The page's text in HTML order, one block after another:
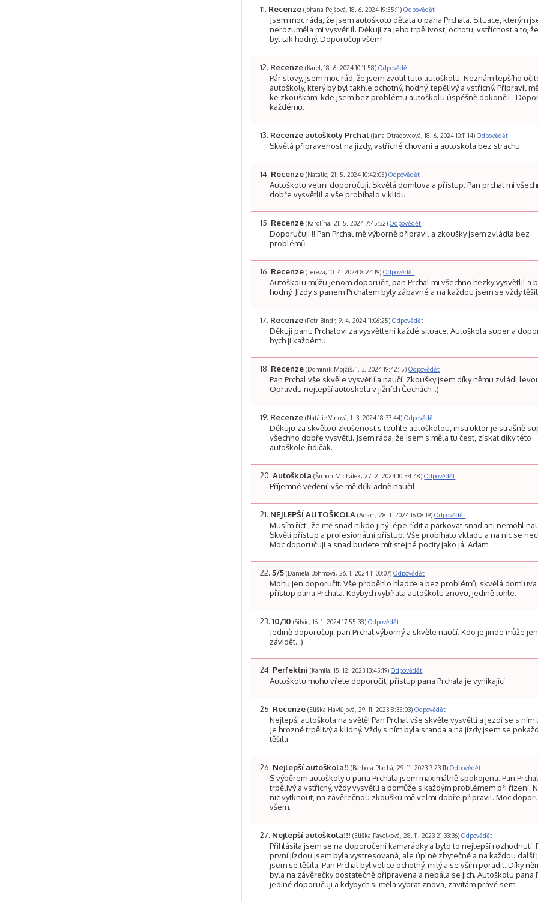
Recenze(Johana Pejšová, 18. 6. 2024 19:55:11) Odpovědět
Jsem moc ráda, že jsem autoškolu dělala u pana Prchala. Situace, kterým
nerozuměla mi vysvětlil. Děkuji za jeho trpělivost, ochotu, vstřícnost a to,
byl tak hodný. Doporučuji všem!
Recenze(Karel, 18. 6. 2024 10:11:58) Odpovědět
Pár slovy, jsem moc rád, že jsem zvolil tuto autoškolu. Neznám lepšího
autoškoly, který by byl takhle ochotný, hodný, tepělivý a vstřícný. Připravil
ke zkouškám, kde jsem bez problému autoškolu úspěšně dokončil .
každému.
Recenze autoškoly Prchal(Jana Otradovcová, 18. 6. 2024 10:11:14) Odpovědět
Skvělá připravenost na jizdy, vstřícné chovani a autoskola bez strachu
Recenze(Natálie, 21. 5. 2024 10:42:05) Odpovědět
Autoškolu velmi doporučuji. Skvělá domluva a přístup. Pan prchal mi
dobře vysvětlil a vše probíhalo v klidu.
Recenze(Karolína, 21. 5. 2024 7:45:32) Odpovědět
Doporučuji !! Pan Prchal mě výborně připravil a zkoušky jsem zvládla bez
problémů.
Recenze(Tereza, 10. 4. 2024 8:24:19) Odpovědět
Autoškolu můžu jenom doporučit, pan Prchal mi všechno hezky vysvětlil a
hodný. Jízdy s panem Prchalem byly zábavné a na každou jsem se vždy
Recenze(Petr Bindr, 9. 4. 2024 11:06:25) Odpovědět
Děkuji panu Prchalovi za vysvětlení každé situace. Autoškola super a
bych ji každému.
Recenze(Dominik Mojžíš, 1. 3. 2024 19:42:15) Odpovědět
Pan Prchal vše skvěle vysvětlí a naučí. Zkoušky jsem díky němu zvládl
Opravdu nejlepší autoskola v jižních Čechách. :)
Recenze(Natálie Vlnová, 1. 3. 2024 18:37:44) Odpovědět
Děkuju za skvělou zkušenost s touhle autoškolou, instruktor je strašně
všechno dobře vysvětlí. Jsem ráda, že jsem s měla tu čest, získat díky této
autoškole řidičák.
Autoškola(Šimon Michálek, 27. 2. 2024 10:54:48) Odpovědět
Příjemné vědění, vše mě důkladně naučil
NEJLEPŠÍ AUTOŠKOLA(Adam, 28. 1. 2024 16:08:19) Odpovědět
Musím říct , že mě snad nikdo jiný lépe řídit a parkovat snad ani nemohl
Skvělí přístup a profesionální přístup. Vše probíhalo vkladu a na nic se
Moc doporučuji a snad budete mít stejné pocity jako já. Adam.
5/5(Daniela Böhmová, 26. 1. 2024 11:00:07) Odpovědět
Mohu jen doporučit. Vše proběhlo hladce a bez problémů, skvělá domluva
přístup pana Prchala. Kdybych vybírala autoškolu znovu, jedině tuhle.
10/10(Silvie, 16. 1. 2024 17:55:38) Odpovědět
Jedině doporučuji, pan Prchal výborný a skvěle naučí. Kdo je jinde může
závidět. ;)
Perfektní(Kamila, 15. 12. 2023 13:45:19) Odpovědět
Autoškolu mohu vřele doporučit, přístup pana Prchala je vynikající
Recenze(Eliška Havlůjová, 29. 11. 2023 8:35:03) Odpovědět
Nejlepší autoškola na světě! Pan Prchal vše skvěle vysvětlí a jezdí se s ním
Je hrozně trpělivý a klidný. Vždy s ním byla sranda a na jízdy jsem se
těšila.
Nejlepší autoškola!!(Barbora Plachá, 29. 11. 2023 7:23:11) Odpovědět
S výběrem autoškoly u pana Prchala jsem maximálně spokojena. Pan
trpělivý a vstřícný, vždy vysvětlí a pomůže s každým problémem při řízení.
nic vytknout, na závěrečnou zkoušku mě velmi dobře připravil. Moc
všem.
Nejlepší autoškola!!!(Eliška Pavelková, 28. 11. 2023 21:33:36) Odpovědět
Přihlásila jsem se na doporučení kamarádky a bylo to nejlepší rozhodnutí.
první jízdou jsem byla vystresovaná, ale úplně zbytečně a na každou další
jsem se těšila. Pan Prchal byl velice ochotný, milý a se vším poradil. Díky
byla na závěrečky dostatečně připravena a nebála se jich. Autoškolu pana
jedině doporučuji a kdybych si měla vybrat znova, zavítám právě sem.